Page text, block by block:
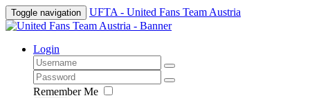
Toggle navigation UFTA - United Fans Team Austria
Login
Remember Me